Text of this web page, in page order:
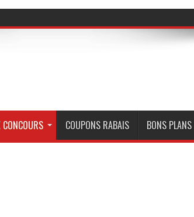
CONCOURS COUPONS RABAIS BONS PLANS